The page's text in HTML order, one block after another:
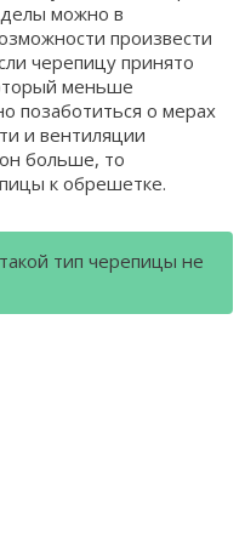
можно в
произвести
черепицу принято
меньше
позаботиться о мерах
и вентиляции
больше, то
к обрешетке.
тип черепицы не